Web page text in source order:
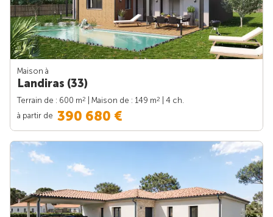
Maison à
Landiras (33)
Terrain de : 600 m2 | Maison de : 149 m2
| 4 ch.
à partir de 390 680 €